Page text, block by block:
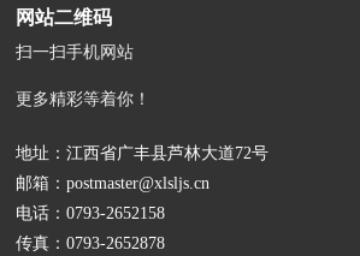
网站二维码
扫一扫手机网站
更多精彩等着你！
地址：江西省广丰县芦林大道72号
邮箱：postmaster@xlsljs.cn
电话：0793-2652158
传真：0793-2652878